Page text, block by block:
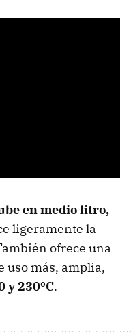
en medio litro,
ligeramente la
ofrece una
uso más, amplia,
y 230ºC.